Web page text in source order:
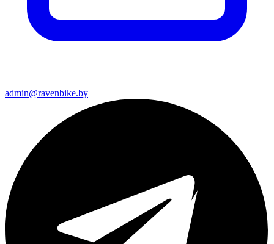
admin@ravenbike.by